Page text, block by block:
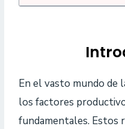
En el vasto mundo de
los factores
fundamentales. Estos